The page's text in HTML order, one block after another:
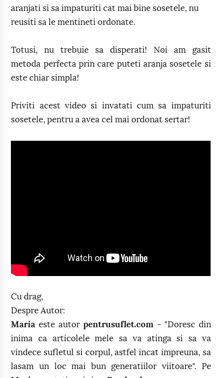
aranjati si sa impaturiti cat mai bine sosetele, nu
reusiti sa le mentineti ordonate.
Totusi, nu trebuie sa disperati! Noi am gasit
metoda perfecta prin care puteti aranja sosetele si
este chiar simpla!
Priviti acest video si invatati cum sa impaturiti
sosetele, pentru a avea cel mai ordonat sertar!
Cu drag,
Despre Autor:
Maria este autor pentrusuflet.com - "Doresc din
inima ca articolele mele sa va atinga si sa va
vindece sufletul si corpul, astfel incat impreuna, sa
lasam un loc mai bun generatiilor viitoare". Pe